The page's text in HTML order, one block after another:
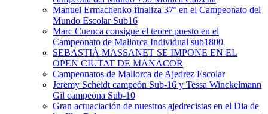
Manuel Ermachenko finaliza 37º en el Campeonato del
Mundo Escolar Sub16
Marc Cuenca consigue el tercer puesto en el
Campeonato de Mallorca Individual sub1800
SEBASTIÀ MASSANET SE IMPONE EN EL
OPEN CIUTAT DE MANACOR
Campeonatos de Mallorca de Ajedrez Escolar
Jeremy Scheidt campeón Sub-16 y Tessa Winckelmann
Gil campeona Sub-10
Gran actuaciación de nuestros ajedrecistas en el Dia de